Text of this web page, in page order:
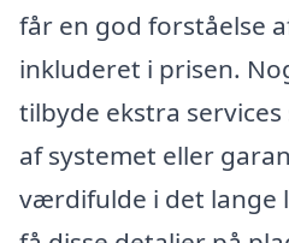
får en god forståelse
inkluderet i prisen.
tilbyde ekstra
af systemet eller
værdifulde i det lange